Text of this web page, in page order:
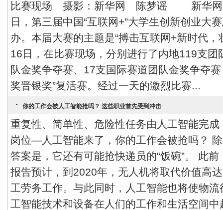
比赛现场 摄影：新华网 陈梦谣 新华网
日，第三届中国“互联网+”大学生创新创业大
办。本届大赛的主题是“搏击互联网+新时
16日，在比赛现场，分别进行了内地119支
队金奖争夺赛、17支国际赛道团队金奖争夺
奖晋银奖”复活赛。经过一天的激烈比赛...
你的工作会被人工智能抢吗？ 这些职业首先受到冲击
重复性、简单性、危险性任务由人工智能完
岗位—人工智能来了，你的工作会被抢吗？
答案是，它还有可能抢快递员的“饭碗”。 此
报告预计，到2020年，无人机将取代价值高
工劳务工作。与此同时，人工智能也将使物
工智能技术和设备在人们的工作和生活空间